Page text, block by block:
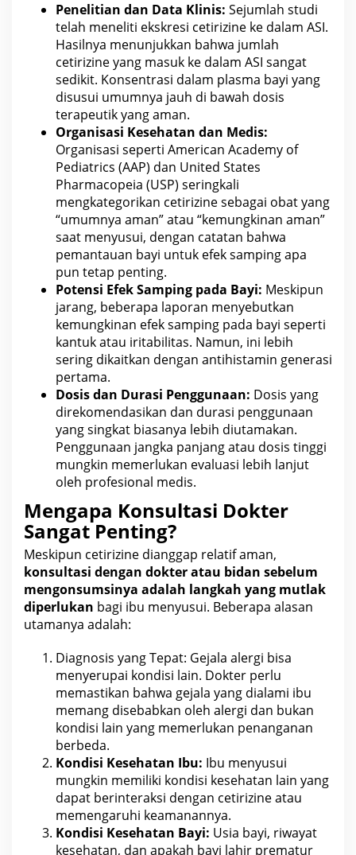
Penelitian dan Data Klinis: Sejumlah studi
telah meneliti ekskresi cetirizine ke dalam ASI.
Hasilnya menunjukkan bahwa jumlah
cetirizine yang masuk ke dalam ASI sangat
sedikit. Konsentrasi dalam plasma bayi yang
disusui umumnya jauh di bawah dosis
terapeutik yang aman.
Organisasi Kesehatan dan Medis:
Organisasi seperti American Academy of
Pediatrics (AAP) dan United States
Pharmacopeia (USP) seringkali
mengkategorikan cetirizine sebagai obat yang
“umumnya aman” atau “kemungkinan aman”
saat menyusui, dengan catatan bahwa
pemantauan bayi untuk efek samping apa
pun tetap penting.
Potensi Efek Samping pada Bayi: Meskipun
jarang, beberapa laporan menyebutkan
kemungkinan efek samping pada bayi seperti
kantuk atau iritabilitas. Namun, ini lebih
sering dikaitkan dengan antihistamin generasi
pertama.
Dosis dan Durasi Penggunaan: Dosis yang
direkomendasikan dan durasi penggunaan
yang singkat biasanya lebih diutamakan.
Penggunaan jangka panjangatau dosis tinggi
mungkin memerlukan evaluasi lebih lanjut
oleh profesional medis.
Mengapa Konsultasi Dokter
Sangat Penting?
Meskipun cetirizine dianggap relatif aman,
konsultasi dengan dokteratau bidan sebelum
mengonsumsinya adalah langkah yang mutlak
diperlukan bagi ibu menyusui. Beberapa alasan
utamanya adalah:
Diagnosis yang Tepat: Gejala alergi bisa
menyerupai kondisi lain. Dokter perlu
memastikan bahwa gejala yang dialami ibu
memang disebabkan oleh alergi dan bukan
kondisi lain yang memerlukan penanganan
berbeda.
Kondisi Kesehatan Ibu: Ibu menyusui
mungkin memiliki kondisi kesehatan lain yang
dapat berinteraksi dengan cetirizine atau
memengaruhi keamanannya.
Kondisi Kesehatan Bayi: Usia bayi, riwayat
kesehatan, dan apakah bayi lahir prematur